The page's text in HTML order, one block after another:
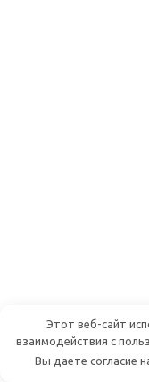
Этот веб-сайт
взаимодействия с
Вы даете согласие